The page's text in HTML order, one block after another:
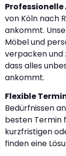
von Köln nach
ankommt.
Möbel und
verpacken und
dass alles
ankommt.
Flexible
Bedürfnissen
besten Termin
kurzfristigen
finden eine